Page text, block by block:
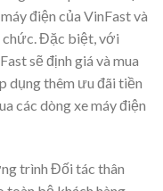
điện của VinFast và
chức. Đặc biệt, với
sẽ định giá và mua
dụng thêm ưu đãi tiền
các dòng xe máy điện
trình Đối tác thân